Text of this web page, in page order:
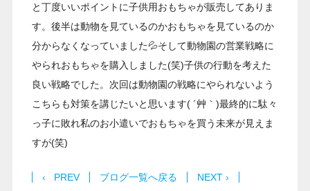
と丁度いいポイントに子供用おもちゃが販売してありま
す。後半は動物を見ているのかおもちゃを見ているのか
分からなくなっていました💦そして動物園の営業戦略に
やられおもちゃを購入しました(笑)子供の行動を考えた
良い戦略でした。次回は動物園の戦略にやられないよう
こちらも対策を講じたいと思います( ´艸｀)最終的に駄々
っ子に敗れ私のお小遣いでおもちゃを買う未来が見えま
すが(笑)
‹ PREV ブログ一覧へ戻る NEXT ›